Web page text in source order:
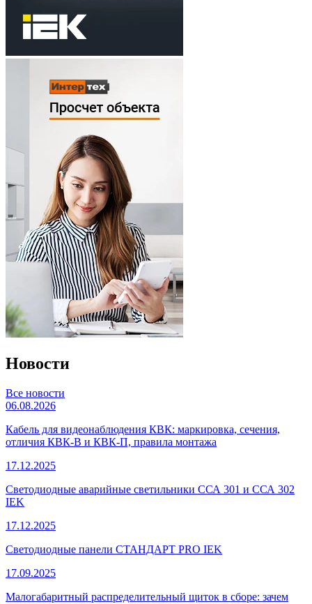
Новости
Все новости
06.08.2026
Кабель для видеонаблюдения КВК: маркировка, сечения,
отличия КВК-В и КВК-П, правила монтажа
17.12.2025
Светодиодные аварийные светильники ССА 301 и ССА 302
IEK
17.12.2025
Светодиодные панели СТАНДАРТ PRO IEK
17.09.2025
Малогабаритный распределительный щиток в сборе: зачем